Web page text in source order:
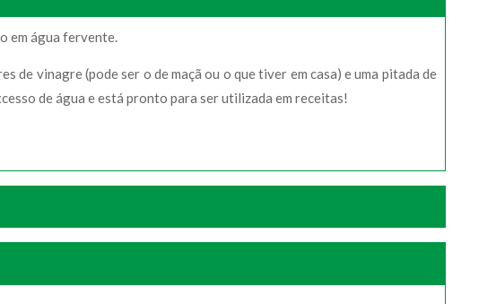
em água fervente.
de vinagre (pode ser o de maçã ou o que tiver em casa) e uma pitada de
de água e está pronto para ser utilizada em receitas!